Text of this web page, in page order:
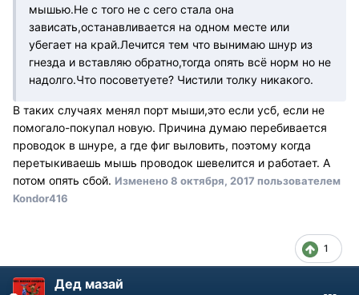
мышью.Не с того не с сего стала она
зависать,останавливается на одном месте или
убегает на край.Лечится тем что вынимаю шнур из
гнезда и вставляю обратно,тогда опять всё норм но не
надолго.Что посоветуете? Чистили толку никакого.
В таких случаях менял порт мыши,это если усб, если не
помогало-покупал новую. Причина думаю перебивается
проводок в шнуре, а где фиг выловить, поэтому когда
перетыкиваешь мышь проводок шевелится и работает. А
потом опять сбой. Изменено8 октября, 2017 пользователем
Kondor416
1
Дед мазай